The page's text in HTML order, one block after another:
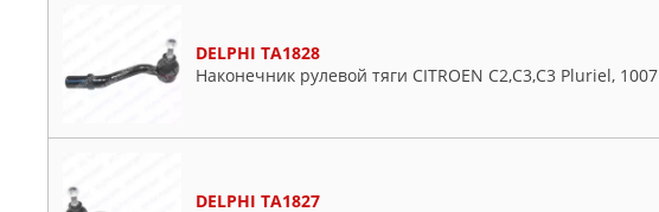
DELPHI TA1828
Наконечник рулевой тяги CITROEN C2,C3,C3 Pluriel, 1007
DELPHI TA1827